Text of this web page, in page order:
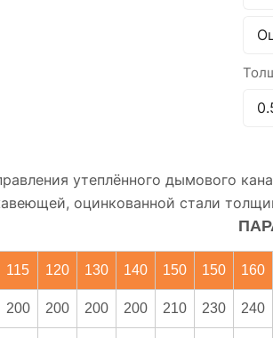
утеплённого дымового
оцинкованной стали
115 120 130 140 150 150 160
200 200 200 200 210 230 240